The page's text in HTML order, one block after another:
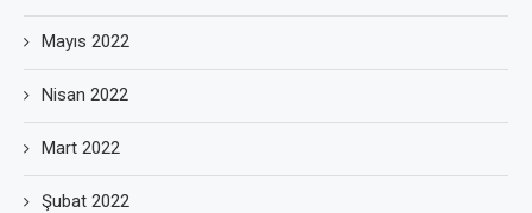
Mayıs 2022
Nisan 2022
Mart 2022
Şubat 2022